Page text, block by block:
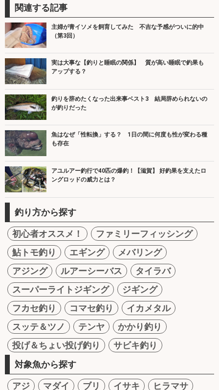
関連する記事
主婦が青イソメを飼育してみた 不吉な予感がついに的中
（第3回）
実は大事な【釣りと睡眠の関係】 質が高い睡眠で釣果も
アップする？
釣りを辞めたくなった出来事ベスト3 結局辞められないの
が釣りだった
魚はなぜ「性転換」する？ 1日の間に何度も性が変わる種
も存在
アユルアー釣行で40匹の爆釣！【滋賀】 好釣果を支えたロ
ングロッドの威力とは？
釣り方から探す
初心者オススメ！
ファミリーフィッシング
鮎トモ釣り
エギング
メバリング
アジング
ルアーシーバス
タイラバ
スーパーライトジギング
ジギング
フカセ釣り
コマセ釣り
イカメタル
スッテ＆ツノ
テンヤ
かかり釣り
投げ＆ちょい投げ釣り
サビキ釣り
対象魚から探す
アジ マダイ ブリ イサキ
ヒラマサ